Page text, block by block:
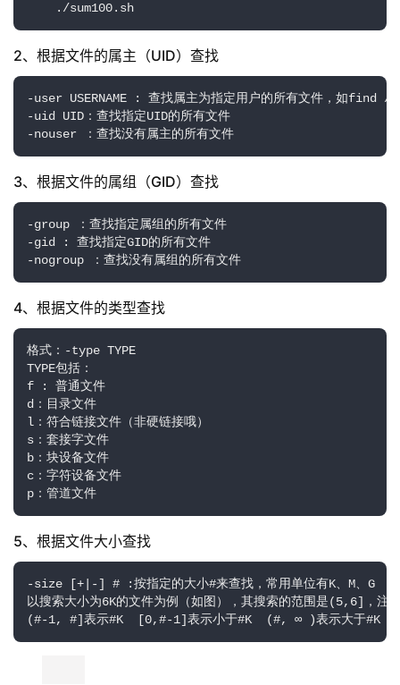
./sum100.sh
2、根据文件的属主（UID）查找
-user USERNAME : 查找属主为指定用户的所有文件，如
-uid UID：查找指定UID的所有文件
-nouser ：查找没有属主的所有文件
3、根据文件的属组（GID）查找
-group ：查找指定属组的所有文件
-gid : 查找指定GID的所有文件
-nogroup ：查找没有属组的所有文件
4、根据文件的类型查找
格式：-type TYPE
TYPE包括：
f : 普通文件
d：目录文件
l：符合链接文件（非硬链接哦）
s：套接字文件
b：块设备文件
c：字符设备文件
p：管道文件
5、根据文件大小查找
-size [+|-] # :按指定的大小#来查找，常用单位有K、M、G
以搜索大小为6K的文件为例（如图），其搜索的范围是(5,6]，注
(#-1, #]表示#K  [0,#-1]表示小于#K  (#, ∞ )表示大于#K